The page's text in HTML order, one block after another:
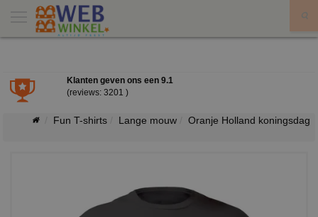
Klanten geven ons een 9.1
(reviews: 3201 )
Fun T-shirts Lange mouw Oranje Holland koningsdag